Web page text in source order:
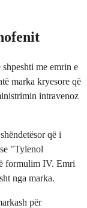
me emrin e
marka kryesore që
intravenoz
që i
"Tylenol
formulim IV. Emri
nga marka.
për